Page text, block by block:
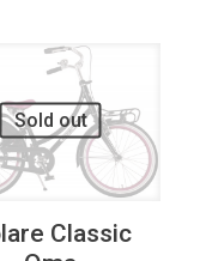
Sold out
Classic